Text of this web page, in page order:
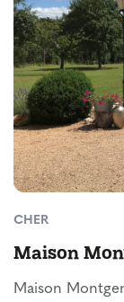
CHER
Maison
Maison